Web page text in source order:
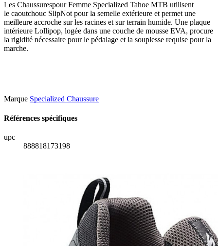
Les Chaussurespour Femme Specialized Tahoe MTB utilisent
le caoutchouc SlipNot pour la semelle extérieure et permet une
meilleure accroche sur les racines et sur terrain humide. Une plaque
intérieure Lollipop, logée dans une couche de mousse EVA, procure
la rigidité nécessaire pour le pédalage et la souplesse requise pour la
marche.
Marque Specialized Chaussure
Références spécifiques
upc
888818173198